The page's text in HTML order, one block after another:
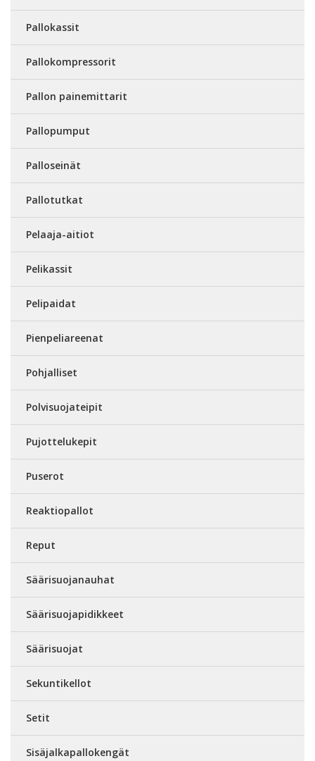
Pallokassit
Pallokompressorit
Pallon painemittarit
Pallopumput
Palloseinät
Pallotutkat
Pelaaja-aitiot
Pelikassit
Pelipaidat
Pienpeliareenat
Pohjalliset
Polvisuojateipit
Pujottelukepit
Puserot
Reaktiopallot
Reput
Säärisuojanauhat
Säärisuojapidikkeet
Säärisuojat
Sekuntikellot
Setit
Sisäjalkapallokengät